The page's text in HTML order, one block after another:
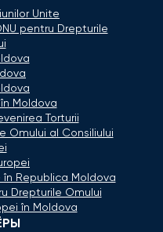
Unite
pentru Drepturile
Moldova
Torturii
Omului al Consiliului
în Republica Moldova
Drepturile Omului
în Moldova